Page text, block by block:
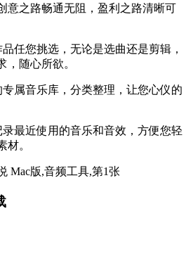
意之路畅通无阻，盈利之路清晰可
任您挑选，无论是选曲还是剪辑，
，随心所欲。
属音乐库，分类整理，让您心仪的
最近使用的音乐和音效，方便您轻
材。